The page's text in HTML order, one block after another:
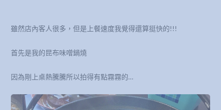
雖然店內客人很多，但是上餐速度我覺得還算挺快的!!!
首先是我的昆布味噌鍋燒
因為剛上桌熱騰騰所以拍得有點霧霧的…